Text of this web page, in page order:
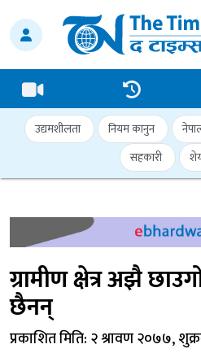
उद्यमशीलता नियम कानुन
सहकारी
ग्रामीण क्षेत्र अझै
छैनन्
प्रकाशित मिति: २ श्रावण २०७७,